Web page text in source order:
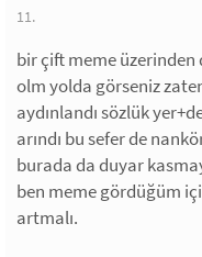
11.
bir çift meme üzerinden
olm yolda görseniz
aydınlandı sözlük
arındı bu sefer de
burada da duyar
ben meme gördüğüm
artmalı.